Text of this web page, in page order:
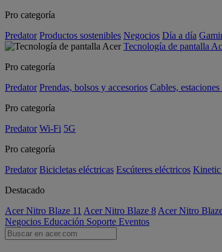
Pro categoría
Predator Productos sostenibles Negocios Día a día
Tecnología de pantalla
Pro categoría
Predator Prendas, bolsos y accesorios Cables,
Pro categoría
Predator Wi-Fi 5G
Pro categoría
Predator Bicicletas eléctricas Escúteres eléctricos Kinetic
Destacado
Acer Nitro Blaze 11 Acer Nitro Blaze 8 Acer Nitro
Negocios Educación Soporte Eventos